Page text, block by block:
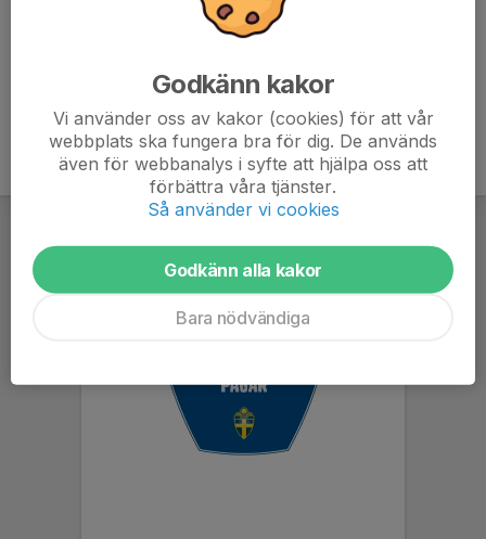
Godkänn kakor
Vi använder oss av kakor (cookies) för att vår
webbplats ska fungera bra för dig. De används
även för webbanalys i syfte att hjälpa oss att
förbättra våra tjänster.
Så använder vi cookies
Godkänn alla kakor
Bara nödvändiga